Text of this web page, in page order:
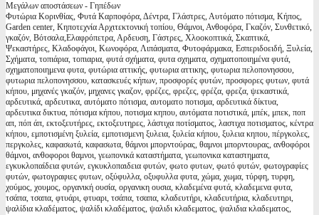
Μεγάλων αποστάσεων - Γηπέδων
Φυτώρια Κορινθίας, Φυτά Καρποφόρα, Δέντρα, Γλάστρες, Αυτόματο πότισμα, Κήπος,
Garden center, Κηποτεχνία Αρχιτεκτονική τοπίου, Θάμνοι, Ανθοφόρα, Γκαζόν, Συνθετικό,
γκαζόν, Βότσαλα,Ελαφρόπετρα, Αρδευση, Γάστρες, Χλοοκοπτικά, Σκαπτικά,
Ψεκαστήρες, Κλαδοφάγοι, Κωνοφόρα, Λιπάσματα, Φυτοφάρμακα, Εσπεριδοειδή, Ξυλεία,
Σχήματα, τοπιάρια, τοπιαρια, φυτά σχήματα, φυτα σχηματα, σχηματοποιημένα φυτά,
σχηματοποιημενα φυτα, φυτώρια αττικής, φυτωρια αττικης, φυτωρια πελοπονησσου,
φυτωρια πελοπονησσου, κατασκευές κήπων, προσφορές φυτών, προσφορες φυτων, φυτά
κήπου, μηχανές γκαζόν, μηχανες γκαζον, φρέζες, φρεζες, φρέζα, φρεζα, ψεκαστικά,
αρδευτικά, αρδευτικα, αυτόματο πότισμα, αυτοματο ποτισμα, αρδευτικά δίκτυα,
αρδευτικα δικτυα, πότισμα κήπου, ποτισμα κηπου, αυτόματα ποτιστικά, μπέκ, μπεκ, ποπ
απ, πόπ άπ, εκτοξευτήρες, εκτοξευτηρες, λάστιχα ποτίσματος, λαστιχα ποτισματος, κέντρα
κήπου, εμποτισμένη ξυλεία, εμποτισμενη ξυλεια, ξυλεία κήπου, ξυλεια κηπου, πέργκολες,
περγκολες, καφασωτά, καφασωτα, θάμνοι μπορντούρας, θαμνοι μπορντουρας, ανθοφόροι
θάμνοι, ανθοφοροι θαμνοι, γεωπονικά καταστήματα, γεωπονικα καταστηματα,
εγκυκλοπαίδεια φυτών, εγκυκλοπαιδεια φυτών, φωτο φυτων, φωτό φυτών, φωτογραφίες
φυτών, φωτογραφιες φυτων, οξύφυλλα, οξυφυλλα φυτα, χώμα, χωμα, τύρφη, τυρφη,
χούμος, χουμος, οργανική ουσία, οργανικη ουσια, κλαδεμένα φυτά, κλαδεμενα φυτα,
τσάπα, τσαπα, φτυάρι, φτυαρι, τσάπα, τσαπα, κλαδευτήρι, κλαδευτήρια, κλαδευτηρι,
ψαλίδια κλαδέματος, ψαλίδι κλαδέματος, ψαλιδι κλαδεματος, ψαλιδια κλαδεματος,